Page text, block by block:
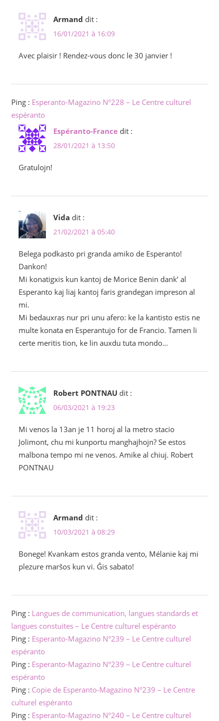
Armand dit :
16/01/2021 à 16:09
Avec plaisir ! Rendez-vous donc le 30 janvier !
Ping : Esperanto-Magazino N°228 – Le Centre culturel
espéranto
Espéranto-France dit :
28/01/2021 à 13:50
Gratulojn!
Vida dit :
21/02/2021 à 05:40
Belega podkasto pri granda amiko de Esperanto!
Dankon!
Mi konatigxis kun kantoj de Morice Benin dank’ al
Esperanto kaj liaj kantoj faris grandegan impreson al
mi.
Mi bedauxras nur pri unu afero: ke la kantisto estis ne
multe konata en Esperantujo for de Francio. Tamen li
certe meritis tion, ke lin auxdu tuta mondo…
Robert PONTNAU dit :
06/03/2021 à 19:23
Mi venos la 13an je 11 horoj al la metro stacio
Jolimont, chu mi kunportu manghajhojn? Se estos
malbona tempo mi ne venos. Amike al chiuj. Robert
PONTNAU
Armand dit :
10/03/2021 à 08:29
Bonege! Kvankam estos granda vento, Mélanie kaj mi
plezure marŝos kun vi. Ĝis sabato!
Ping : Langues de communication, langues standards et
langues constuites – Le Centre culturel espéranto
Ping : Esperanto-Magazino N°239 – Le Centre culturel
espéranto
Ping : Esperanto-Magazino N°239 – Le Centre culturel
espéranto
Ping : Copie de Esperanto-Magazino N°239 – Le Centre
culturel espéranto
Ping : Esperanto-Magazino N°240 – Le Centre culturel